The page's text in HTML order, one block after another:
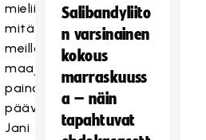
mieliin,
mitä
meillä
maajoukkueympäristössä
painotetaan,
päävalmentaja
Jani
Salibandyliito
n varsinainen
kokous
marraskuuss
a – näin
tapahtuvat